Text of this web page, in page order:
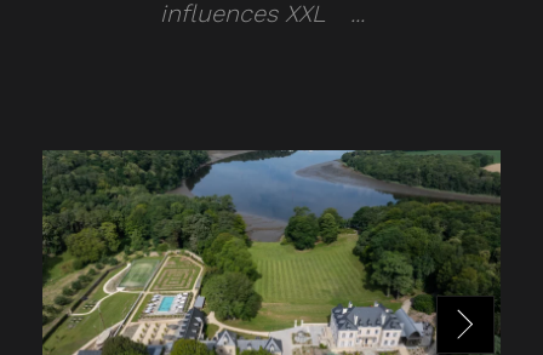
influences XXL